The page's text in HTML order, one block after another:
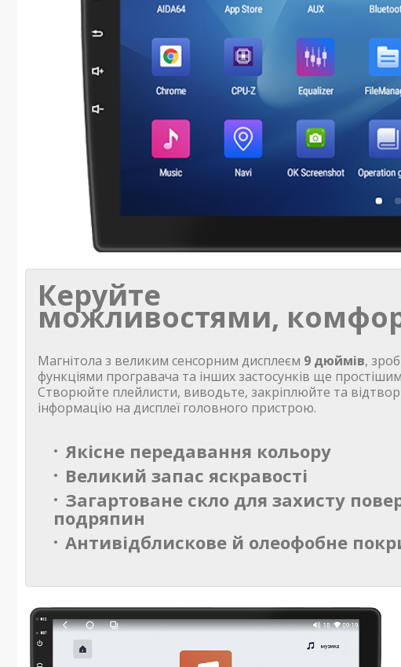
Керуйте
можливостями,
Магнітола з великим сенсорним дисплеєм 9 дюймів,
функціями програвача та інших застосунків ще
Створюйте плейлисти, виводьте, закріплюйте та
інформацію на дисплеї головного пристрою.
Якісне передавання кольору
Великий запас яскравості
Загартоване скло для захисту
подряпин
Антивідблискове й олеофобне